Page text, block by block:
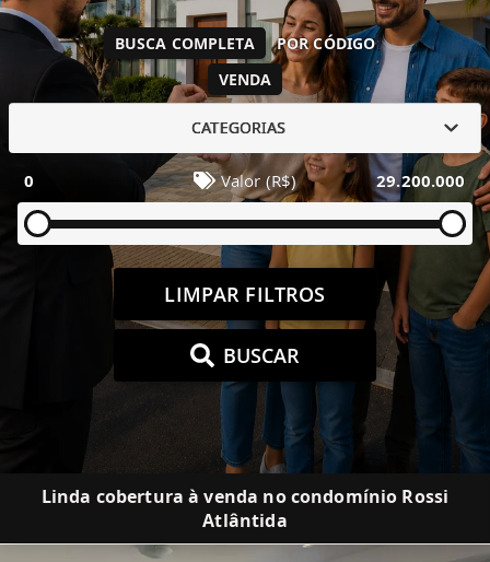
VENDA
BUSCA COMPLETA POR CÓDIGO
CATEGORIAS
0 Valor (R$) 29.200.000
LIMPAR FILTROS
BUSCAR
Linda cobertura à venda no condomínio Rossi
Atlântida